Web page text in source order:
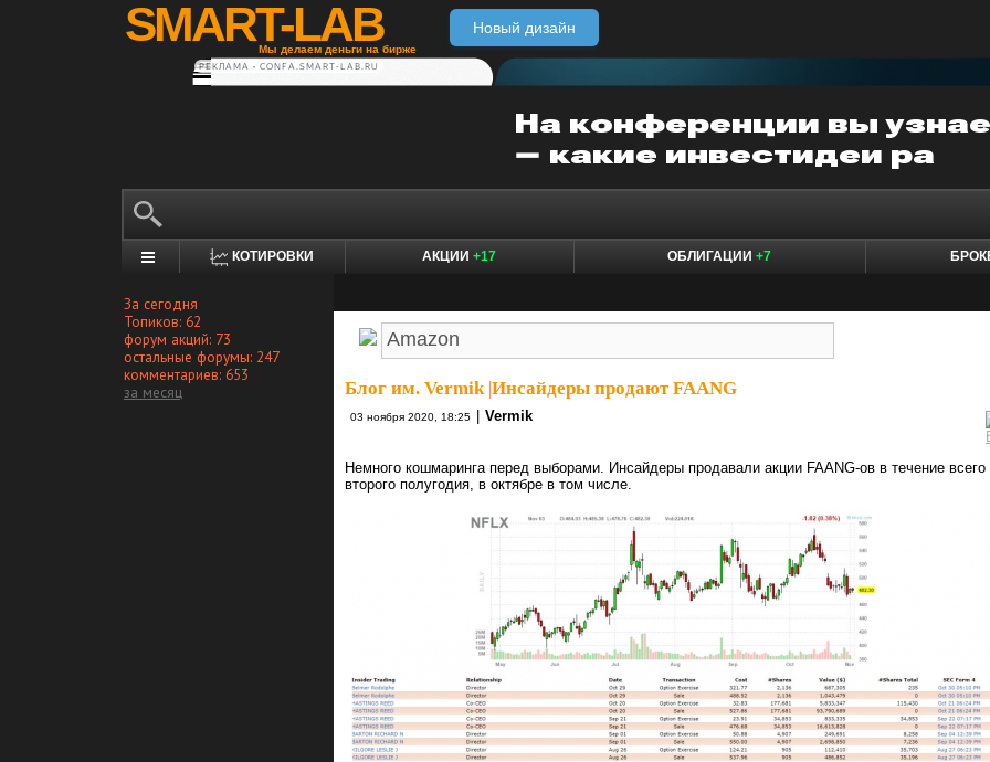
SMART-LAB
Мы делаем деньги на бирже
Новый дизайн
РЕКЛАМА • CONFA.SMART-LAB.RU
КОТИРОВКИ АКЦИИ +17 ОБЛИГАЦИИ +7
За сегодня
Топиков: 62
форум акций: 73
остальные форумы: 247
комментариев: 653
за месяц
Блог им. Vermik| Инсайдеры продают FAANG
03 ноября 2020, 18:25 Vermik
Немного кошмаринга перед выборами. Инсайдеры продавали акции FAANG-ов в течение всего
второго полугодия, в октябре в том числе.